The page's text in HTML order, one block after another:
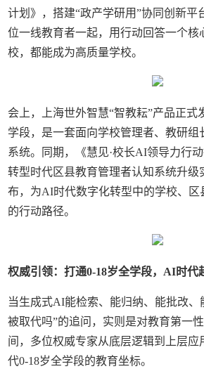
计划》，搭建“政产学研用”协同创新平
位一线教育者一起，用行动回答一个核
校，都能成为高质量学校。
会上，上海世外智慧“智教耘”产品正式
学段，是一套面向学校管理者、教研组
系统。同期，《慧见·校长AI领导力行
转型时代区县教育管理者认知系统升级
布，为AI时代数字化转型中的学校、
的行动路径。
权威引领：打通0-18岁全学段，AI时代
当生成式AI能检索、能归纳、能批改、
被取代吗”的追问，实则是对教育第一
间，多位权威专家从底层逻辑到上层
代0-18岁全学段的教育坐标。